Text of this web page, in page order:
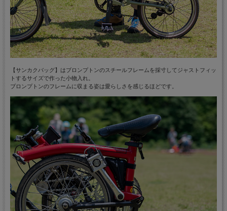
【サンカクバッグ】はブロンプトンのスチールフレームを採寸してジャストフィッ
トするサイズで作った小物入れ。
ブロンプトンのフレームに収まる姿は愛らしさを感じるほどです。